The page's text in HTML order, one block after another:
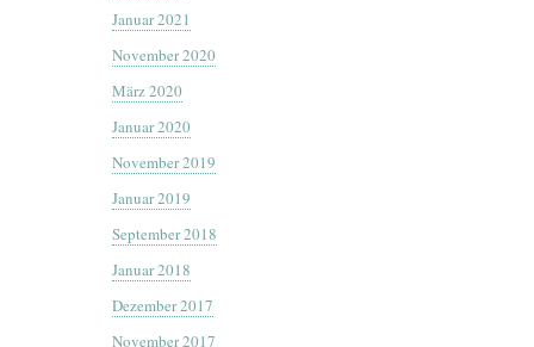
Januar 2021
November 2020
März 2020
Januar 2020
November 2019
Januar 2019
September 2018
Januar 2018
Dezember 2017
November 2017